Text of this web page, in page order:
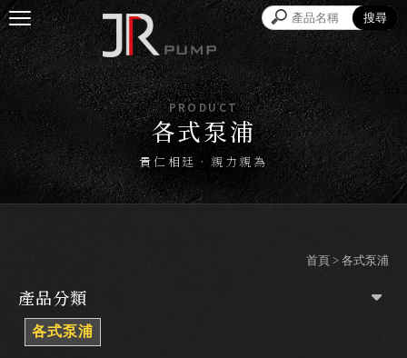
各式泵浦
首頁 > 各式泵浦
產品分類
各式泵浦